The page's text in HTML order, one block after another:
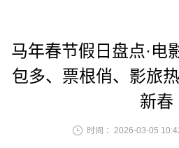
马年春节假日盘点·电
包多、票根俏、影旅
新春
时间 ：2026-03-05